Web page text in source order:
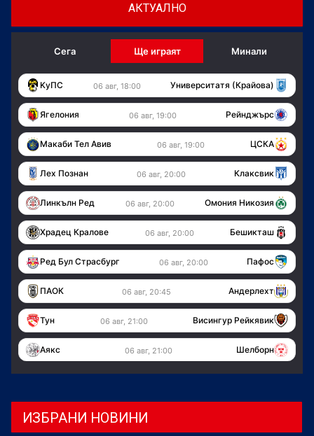
АКТУАЛНО
Сега Ще играят Минали
KуПС 06 авг, 18:00 Университатя (Крайова)
Ягелония 06 авг, 19:00 Рейнджърс
Макаби Тел Авив 06 авг, 19:00 ЦСКА
Лех Познан 06 авг, 20:00 Клаксвик
Линкълн Ред 06 авг, 20:00 Омония Никозия
Храдец Кралове 06 авг, 20:00 Бешикташ
Ред Бул Страсбург 06 авг, 20:00 Пафос
ПАОК 06 авг, 20:45 Андерлехт
Тун 06 авг, 21:00 Висингур Рейкявик
Аякс 06 авг, 21:00 Шелборн
ИЗБРАНИ НОВИНИ